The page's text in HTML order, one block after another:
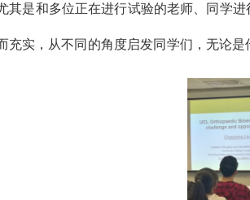
其是和多位正在进行试验的老师、同学
充实，从不同的角度启发同学们，无论